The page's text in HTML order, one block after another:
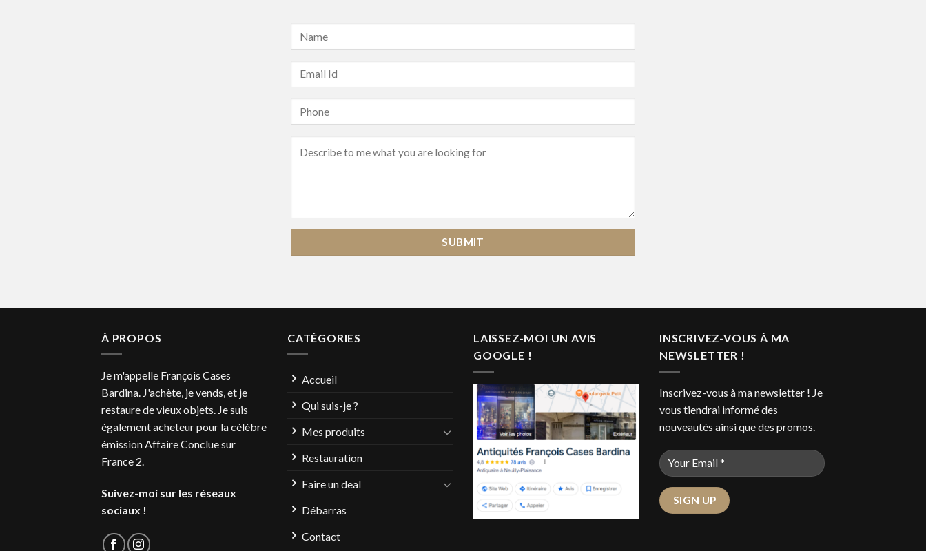
À PROPOS
Je m'appelle François Cases
Bardina. J'achète, je vends, et je
restaure de vieux objets. Je suis
également acheteur pour la célèbre
émission Affaire Conclue sur
France 2.
Suivez-moi sur les réseaux
sociaux !
CATÉGORIES
Accueil
Qui suis-je ?
Mes produits
Restauration
Faire un deal
Débarras
Contact
LAISSEZ-MOI UN AVIS
GOOGLE !
INSCRIVEZ-VOUS À MA
NEWSLETTER !
Inscrivez-vous à ma newsletter ! Je
vous tiendrai informé des
nouveautés ainsi que des promos.